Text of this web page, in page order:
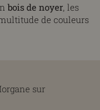
bois de noyer, les
de couleurs
sur